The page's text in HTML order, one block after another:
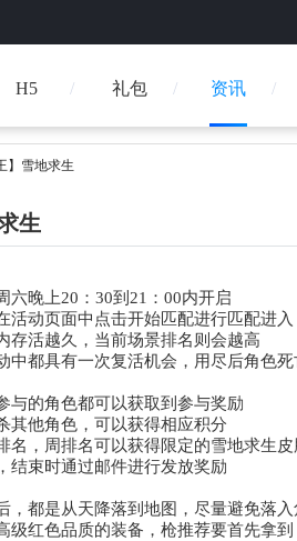
H5 礼包 资讯
】雪地求生
生
六晚上20：30到21：00内开启
活动页面中点击开始匹配进行匹配进
存活越久，当前场景排名则会越高
中都具有一次复活机会，用尽后角色
与的角色都可以获取到参与奖励
其他角色，可以获得相应积分
名，周排名可以获得限定的雪地求生皮
结束时通过邮件进行发放奖励
，都是从天降落到地图，尽量避免落
级红色品质的装备，枪推荐要首先拿到